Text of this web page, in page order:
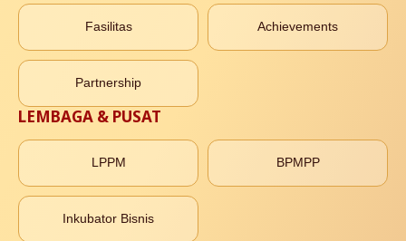
Fasilitas Achievements
Partnership
LEMBAGA & PUSAT
LPPM BPMPP
Inkubator Bisnis